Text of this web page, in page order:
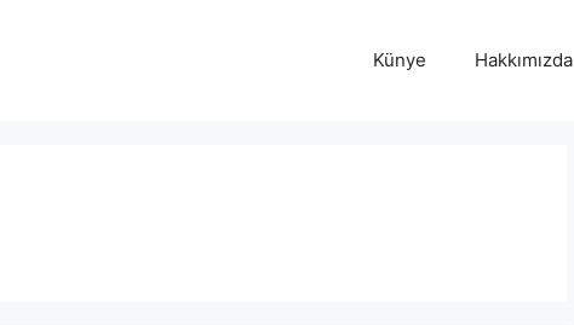
Künye Hakkımızda